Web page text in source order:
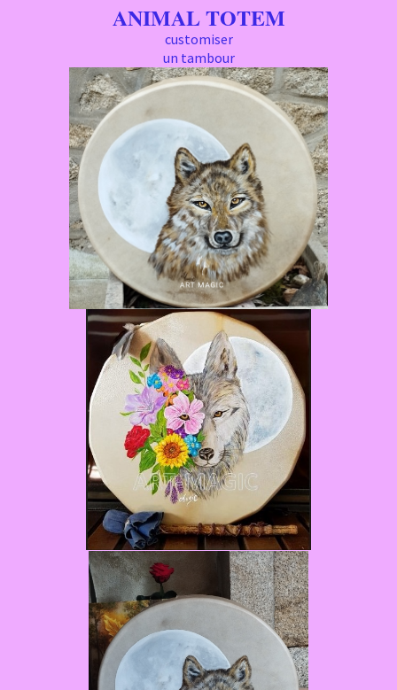
ANIMAL TOTEM
customiser
un tambour